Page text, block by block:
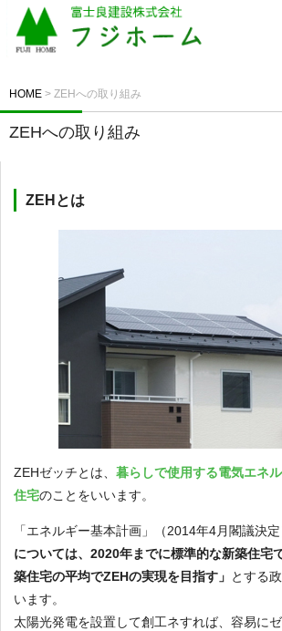
HOME > ZEHへの取り組み
ZEHへの取り組み
ZEHとは
ZEHゼッチとは、 暮らしで使用する電気エネ
住宅のことをいいます。
「エネルギー基本計画」（2014年4月閣議決定
については、2020年までに標準的な新築住宅
築住宅の平均でZEHの実現を目指す」 とする
います。
太陽光発電を設置して創工ネすれば、容易に